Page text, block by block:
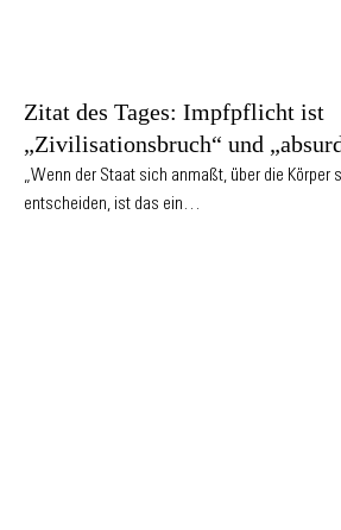
Zitat des Tages: Impfpflicht ist
„Zivilisationsbruch“ und
„Wenn der Staat sich anmaßt, über die Körper
entscheiden, ist das ein…